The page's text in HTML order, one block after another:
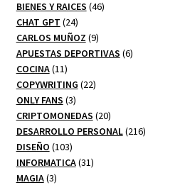
productos
BIENES Y RAICES 4646
CHAT GPT 2424
productos
CARLOS MUÑOZ 99
productos
APUESTAS DEPORTIVAS 66
COCINA 1111
productos
COPYWRITING 2222
ONLY FANS 33
productos
CRIPTOMONEDAS 2020
productos
DESARROLLO PERSONAL 216216
DISEÑO 103103
productos
INFORMATICA 3131
MAGIA 33